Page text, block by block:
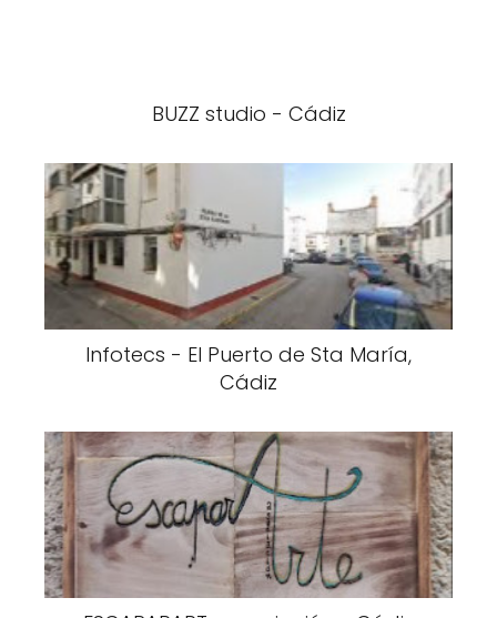
BUZZ studio - Cádiz
Infotecs - El Puerto de Sta María,
Cádiz